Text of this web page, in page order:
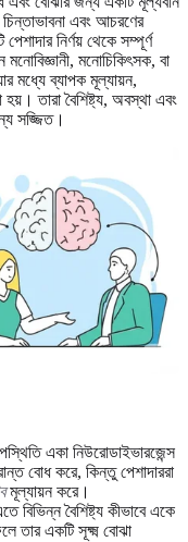
এবং আচরণের
নির্ণয় থেকে সম্পূর্ণ
মনোচিকিৎসক, বা
মধ্যে ব্যাপক মূল্যায়ন,
হয়। তারা বৈশিষ্ট্য, অবস্থা এবং
সজ্জিত।
একা নিউরোডাইভারজেন্স
বোধ করে, কিন্তু পেশাদাররা
মূল্যায়ন করে।
বিভিন্ন বৈশিষ্ট্য কীভাবে একে
তার একটি সূক্ষ্ম বোঝা